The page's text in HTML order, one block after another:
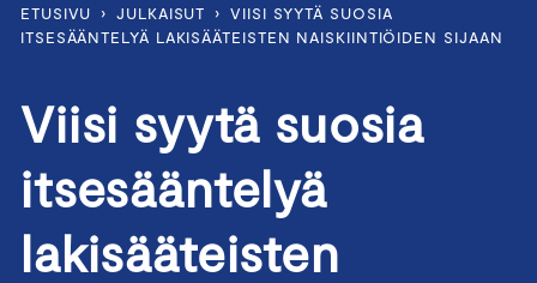
ETUSIVU › JULKAISUT › VIISI SYYTÄ SUOSIA
ITSESÄÄNTELYÄ LAKISÄÄTEISTEN NAISKIINTIÖIDEN SIJAAN
Viisi syytä suosia
itsesääntelyä
lakisääteisten